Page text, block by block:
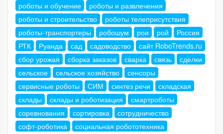
роботы и обучение
роботы и развлечения
роботы и строительство
роботы телеприсутствия
роботы-транспортеры
робошум рои рой
Россия
РТК
Руанда сад садоводство
сайт RoboTrends.ru
сбор урожая
сборка заказов сварка связь
сделки
сельское
сельское хозяйство
сенсоры
сервисные роботы
СИМ синтез речи
складская
склады
склады и роботизация
смартроботы
соревнования
сортировка
сотрудничество
софт-роботика
социальная робототехника